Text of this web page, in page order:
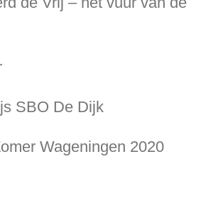
SBO De Dijk
Wageningen 2020